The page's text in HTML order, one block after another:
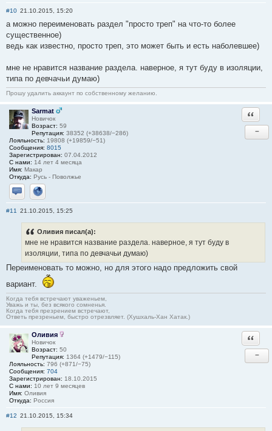
#10 21.10.2015, 15:20
а можно переименовать раздел "просто треп" на что-то более
существенное)
ведь как известно, просто треп, это может быть и есть наболевшее)
мне не нравится название раздела. наверное, я тут буду в изоляции,
типа по девчачьи думаю)
Прошу удалить аккаунт по собственному желанию.
Sarmat
Новичок
Возраст: 59
Репутация: 38352 (+38638/−286)
Лояльность: 19808 (+19859/−51)
Сообщения: 8015
Зарегистрирован: 07.04.2012
С нами: 14 лет 4 месяца
Имя: Макар
Откуда: Русь - Поволжье
Отправить личное сообщение
Сайт
−
#11 21.10.2015, 15:25
Оливия писал(а):
мне не нравится название раздела. наверное, я тут буду в
изоляции, типа по девчачьи думаю)
Переименовать то можно, но для этого надо предложить свой
вариант.
Когда тебя встречают уваженьем,
Уважь и ты, без всякого сомненья.
Когда тебя презрением встречают,
Ответь презреньем, быстро отрезвляет. (Хушхаль-Хан Хатак.)
Оливия
Новичок
Возраст: 50
Репутация: 1364 (+1479/−115)
Лояльность: 796 (+871/−75)
Сообщения: 704
Зарегистрирован: 18.10.2015
С нами: 10 лет 9 месяцев
Имя: Оливия
Откуда: Россия
−
#12 21.10.2015, 15:34